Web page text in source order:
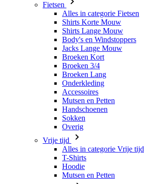
Fietsen
Alles in categorie Fietsen
Shirts Korte Mouw
Shirts Lange Mouw
Body's en Windstoppers
Jacks Lange Mouw
Broeken Kort
Broeken 3/4
Broeken Lang
Onderkleding
Accessoires
Mutsen en Petten
Handschoenen
Sokken
Overig
Vrije tijd
Alles in categorie Vrije tijd
T-Shirts
Hoodie
Mutsen en Petten